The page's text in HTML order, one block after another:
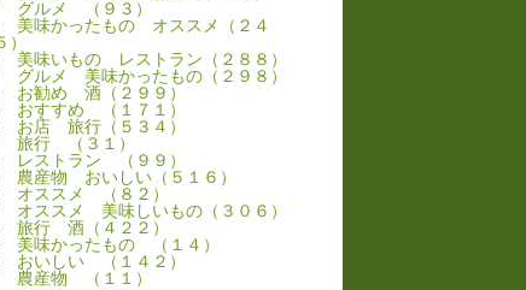
グルメ （９３）
美味かったもの オススメ（２４
）
美味いもの レストラン（２８８）
グルメ 美味かったもの（２９８）
お勧め 酒（２９９）
おすすめ （１７１）
お店 旅行（５３４）
旅行 （３１）
レストラン （９９）
農産物 おいしい（５１６）
オススメ （８２）
オススメ 美味しいもの（３０６）
旅行 酒（４２２）
美味かったもの （１４）
おいしい （１４２）
農産物 （１１）